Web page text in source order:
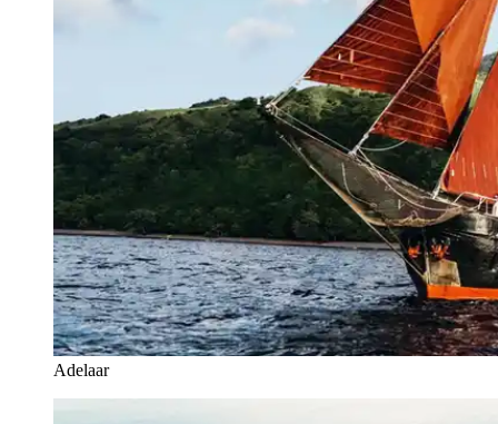
Adelaar